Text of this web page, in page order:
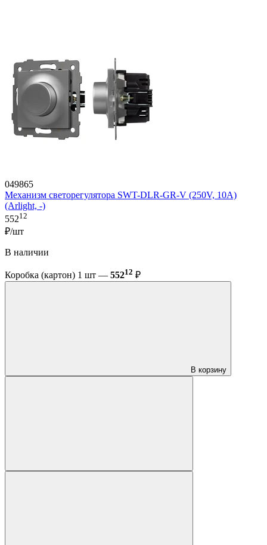
049865
Механизм светорегулятора SWT-DLR-GR-V (250V, 10A)
(Arlight, -)
55212
₽/шт
В наличии
Коробка (картон) 1 шт — 55212 ₽
В корзину